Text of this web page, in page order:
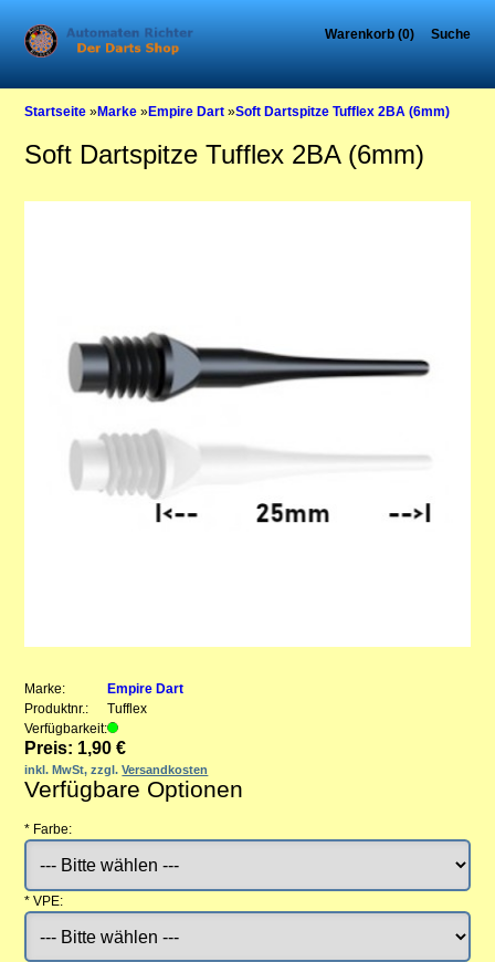
Warenkorb (0) Suche
Startseite »Marke »Empire Dart »Soft Dartspitze Tufflex 2BA (6mm)
Soft Dartspitze Tufflex 2BA (6mm)
Marke:
Empire Dart
Produktnr.:
Tufflex
Verfügbarkeit:
Preis: 1,90 €
inkl. MwSt, zzgl.Versandkosten
Verfügbare Optionen
* Farbe:
* VPE: